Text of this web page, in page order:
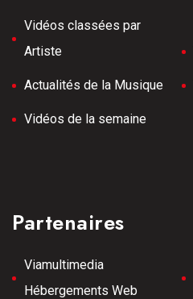
Vidéos classées par
Artiste
Actualités de la Musique
Vidéos de la semaine
Partenaires
Viamultimedia
Hébergements Web